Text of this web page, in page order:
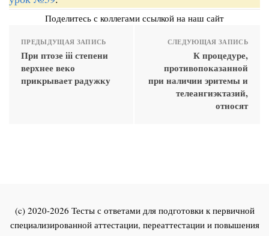
Поделитесь с коллегами ссылкой на наш сайт
ПРЕДЫДУЩАЯ ЗАПИСЬ
При птозе iii степени
верхнее веко
прикрывает радужку
СЛЕДУЮЩАЯ ЗАПИСЬ
К процедуре,
противопоказанной
при наличии эритемы и
телеангиэктазий,
относят
(c) 2020-2026 Тесты с ответами для подготовки к первичной
специализированной аттестации, переаттестации и повышения